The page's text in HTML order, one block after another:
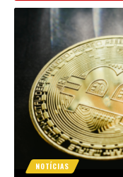
NOTÍCIAS